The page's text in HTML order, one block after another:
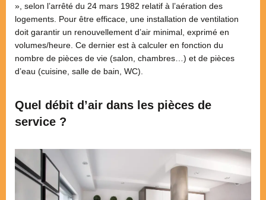
», selon l’arrêté du 24 mars 1982 relatif à l’aération des
logements. Pour être efficace, une installation de ventilation
doit garantir un renouvellement d’air minimal, exprimé en
volumes/heure. Ce dernier est à calculer en fonction du
nombre de pièces de vie (salon, chambres…) et de pièces
d’eau (cuisine, salle de bain, WC).
Quel débit d’air dans les pièces de
service ?